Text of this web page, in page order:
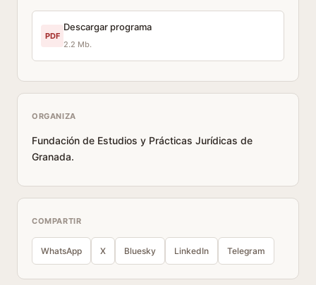
PDF
Descargar programa
2.2 Mb.
ORGANIZA
Fundación de Estudios y Prácticas Jurídicas de
Granada.
COMPARTIR
WhatsApp X Bluesky LinkedIn Telegram